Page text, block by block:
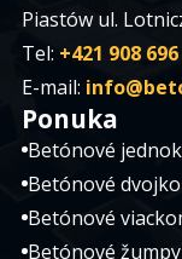
Piastów ul.
Tel: +421 908
E-mail:
Ponuka
Betónové
Betónové
Betónové
Betónové